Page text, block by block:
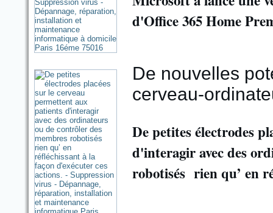
d'Office 365 Home
De nouvelles
cerveau-
De petites électrodes
d'interagir avec des
robotisés rien qu’ en